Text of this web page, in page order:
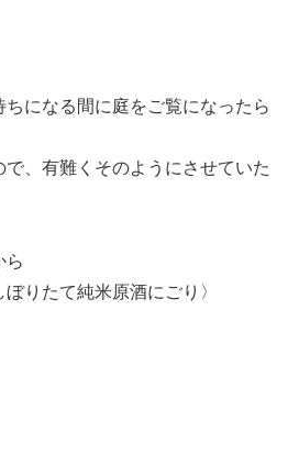
ちになる間に庭をご覧になったら
、有難くそのようにさせていた
ら
りたて純米原酒にごり〉